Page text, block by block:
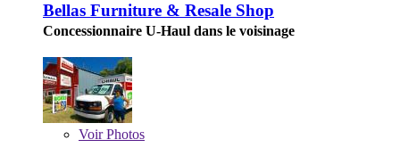
Bellas Furniture & Resale Shop
Concessionnaire U-Haul dans le voisinage
VoirPhotos